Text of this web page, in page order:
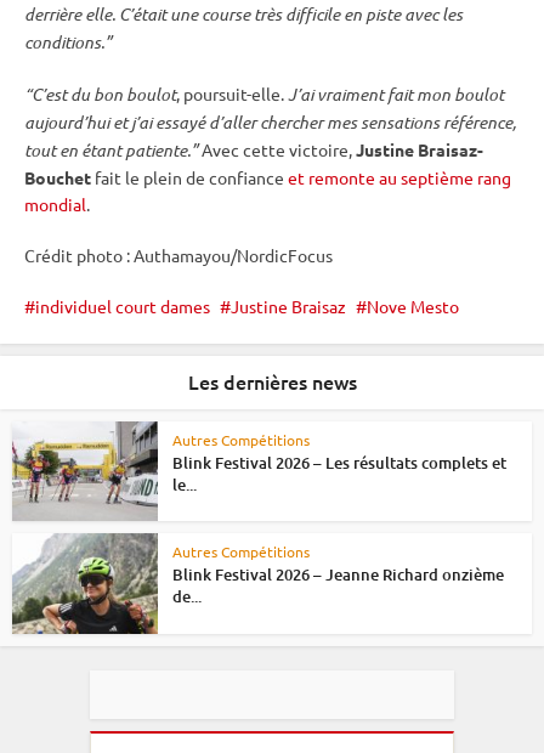
derrière elle. C’était une course très difficile en pisteavec les
conditions.”
“C’est du bon boulot, poursuit-elle.J’ai vraiment fait mon boulot
aujourd’hui et j’ai essayé d’aller chercher mes sensations référence,
tout en étant patiente.”Avec cette victoire,Justine Braisaz-
Bouchet fait le plein de confiance et remonte au septième rang
mondial.
Crédit photo : Authamayou/NordicFocus
individuel court dames Justine Braisaz Nove Mesto
Les dernières news
Autres Compétitions
Blink Festival 2026 – Les résultats complets et
le...
Autres Compétitions
Blink Festival 2026 – Jeanne Richard onzième
de...